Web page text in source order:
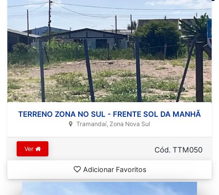
TERRENO ZONA NO SUL - FRENTE SOL DA MANHÃ
Tramandaí, Zona Nova Sul
Ver Cód. TTM050
Adicionar Favoritos